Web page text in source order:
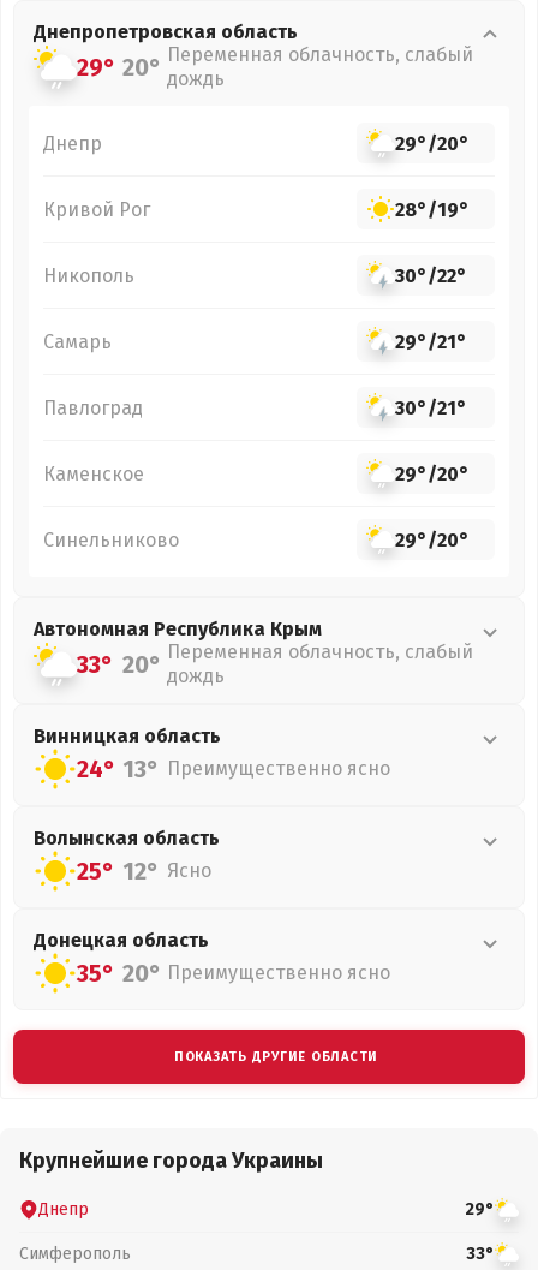
Днепропетровская область
29° 20° Переменная облачность, слабый
дождь
Днепр 29°/20°
Кривой Рог 28°/19°
Никополь 30°/22°
Самарь 29°/21°
Павлоград 30°/21°
Каменское 29°/20°
Синельниково 29°/20°
Автономная Республика Крым
33° 20° Переменная облачность, слабый
дождь
Винницкая область
24° 13° Преимущественно ясно
Волынская область
25° 12° Ясно
Донецкая область
35° 20° Преимущественно ясно
ПОКАЗАТЬ ДРУГИЕ ОБЛАСТИ
Крупнейшие города Украины
Днепр 29°
Симферополь 33°